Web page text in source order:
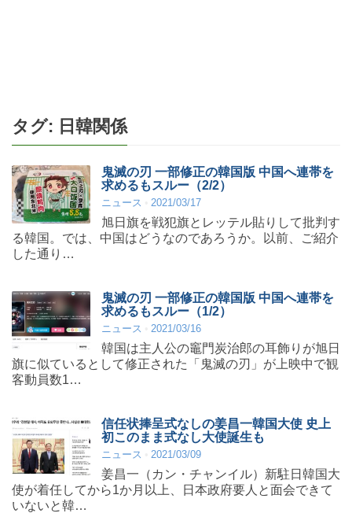
タグ: 日韓関係
鬼滅の刃 一部修正の韓国版 中国へ連帯を
求めるもスルー（2/2）
ニュース 2021/03/17
旭日旗を戦犯旗とレッテル貼りして批判す
る韓国。では、中国はどうなのであろうか。以前、ご紹介
した通り…
鬼滅の刃 一部修正の韓国版 中国へ連帯を
求めるもスルー（1/2）
ニュース 2021/03/16
韓国は主人公の竈門炭治郎の耳飾りが旭日
旗に似ているとして修正された「鬼滅の刃」が上映中で観
客動員数1…
信任状捧呈式なしの姜昌一韓国大使 史上
初このまま式なし大使誕生も
ニュース 2021/03/09
姜昌一（カン・チャンイル）新駐日韓国大
使が着任してから1か月以上、日本政府要人と面会できて
いないと韓…